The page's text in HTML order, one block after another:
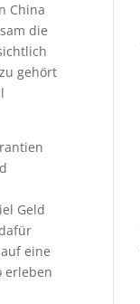
China
die
gehört
Geld
eine
erleben